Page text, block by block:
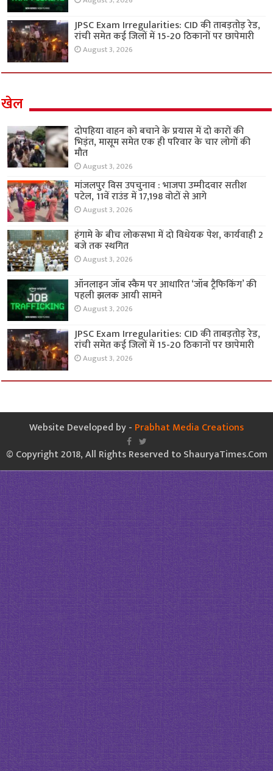
JPSC Exam Irregularities: CID की ताबड़तोड़ रेड,
रांची समेत कई जिलों में 15-20 ठिकानों पर छापेमारी
August 3, 2026
खेल
दोपहिया वाहन को बचाने के प्रयास में दो कारों की
भिड़ंत, मासूम समेत एक ही परिवार के चार लोगों की
मौत
August 3, 2026
मांजलपुर विस उपचुनाव : भाजपा उम्मीदवार सतीश
पटेल, 11वें राउंड में 17,198 वोटों से आगे
August 3, 2026
हंगामे के बीच लोकसभा में दो विधेयक पेश, कार्यवाही 2
बजे तक स्थगित
August 3, 2026
ऑनलाइन जॉब स्कैम पर आधारित ‘जॉब ट्रैफिकिंग’ की
पहली झलक आयी सामने
August 3, 2026
JPSC Exam Irregularities: CID की ताबड़तोड़ रेड,
रांची समेत कई जिलों में 15-20 ठिकानों पर छापेमारी
August 3, 2026
Website Developed by - Prabhat Media Creations
© Copyright 2018, All Rights Reserved to ShauryaTimes.Com